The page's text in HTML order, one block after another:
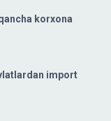
korxona
import